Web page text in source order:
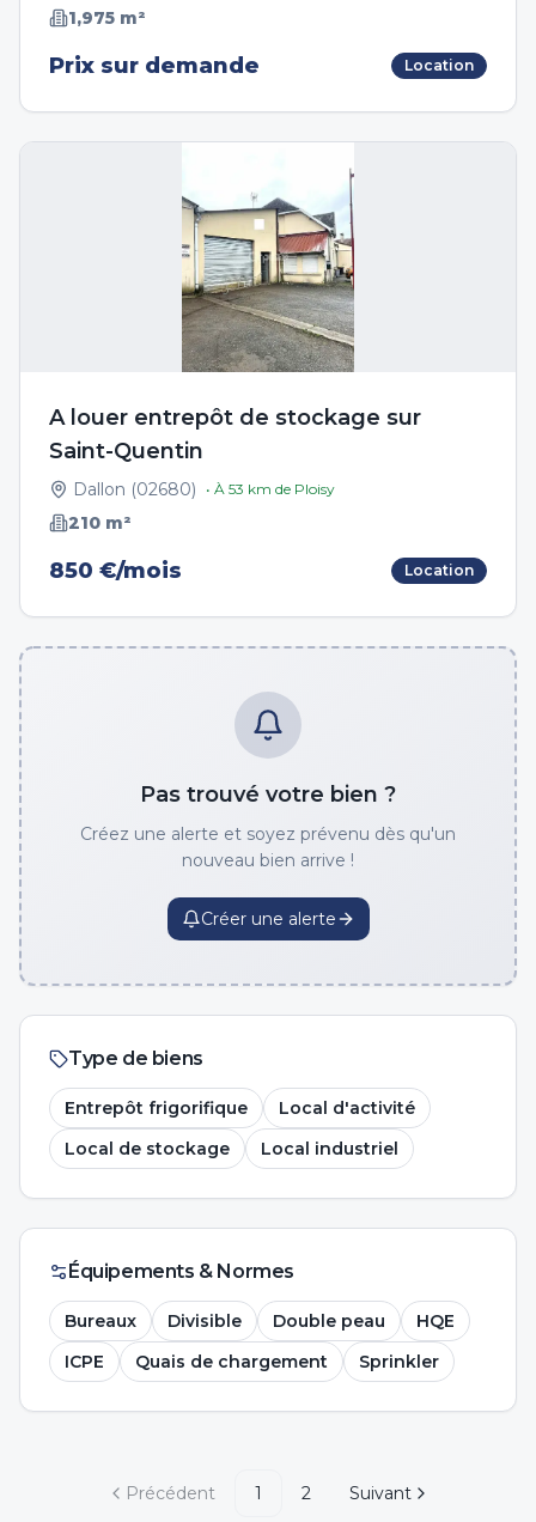
1,975 m²
Prix sur demande Location
A louer entrepôt de stockage sur
Saint-Quentin
Dallon (02680) • À 53 km de Ploisy
210 m²
850 €/mois Location
Pas trouvé votre bien ?
Créez une alerte et soyez prévenu dès qu'un
nouveau bien arrive !
Créer une alerte
Type de biens
Entrepôt frigorifique
Local d'activité
Local de stockage
Local industriel
Équipements & Normes
Bureaux Divisible Double peau
HQE
ICPE
Quais de chargement Sprinkler
Précédent 1 2 Suivant